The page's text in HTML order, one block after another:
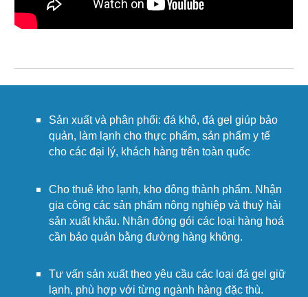
Sản xuất và phân phối: đá khô, đá gel giúp bảo
quản, làm lạnh cho thực phẩm, sản phẩm y tế
cho các đại lý, khách hàng trên toàn quốc
Cho thuê kho lạnh, kho đông thành phẩm. Nhận
gia công các sản phẩm nông nghiệp và thuỷ hải
sản xuất khẩu. Nhận đóng gói các loại hàng hoá
cần bảo quản bằng đường hàng không.
Tư vấn sản xuất theo yêu cầu các loại đá gel giữ
lạnh, phù hợp với từng ngành hàng đặc thù.